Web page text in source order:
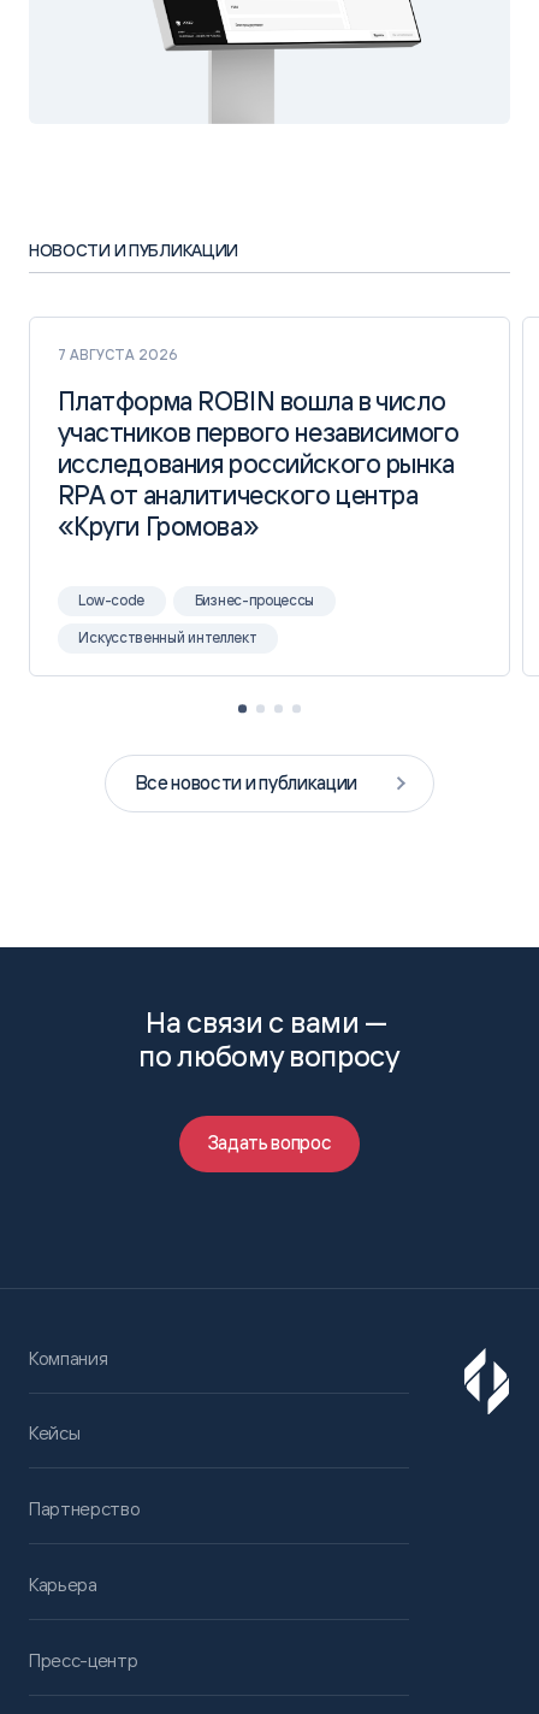
НОВОСТИ И ПУБЛИКАЦИИ
7 АВГУСТА 2026
Платформа ROBIN вошла в число
участников первого независимого
исследования российского рынка
RPA от аналитического центра
«Круги Громова»
Платформа ROBIN вошла в число
участников первого независимого
исследования российского рынка
RPA от аналитического центра
«Круги Громова»
Low-code Бизнес-процессы
Искусственный интеллект
Все новости и публикации
На связи с вами —
по любому вопросу
Задать вопрос
Компания
Кейсы
Партнерство
Карьера
Пресс-центр